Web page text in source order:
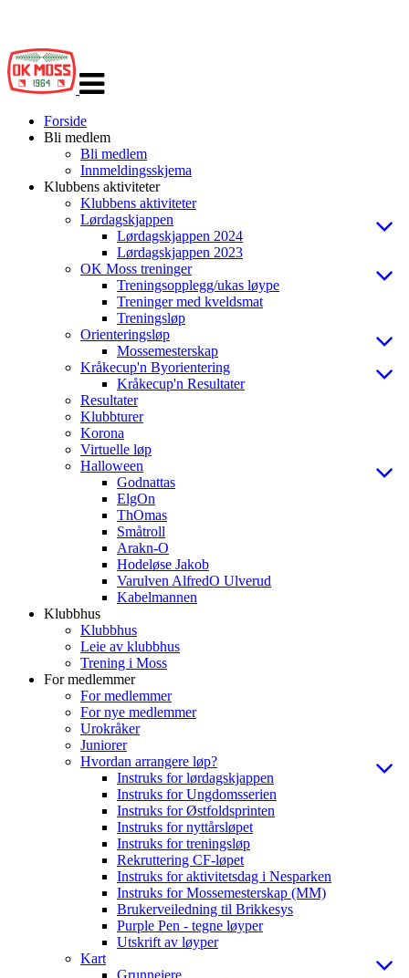
navigasjon
Forside
Bli medlem
Bli medlem
Innmeldingsskjema
Klubbens aktiviteter
Klubbens aktiviteter
Lørdagskjappen
Lørdagskjappen 2024
Lørdagskjappen 2023
OK Moss treninger
Treningsopplegg/ukas løype
Treninger med kveldsmat
Treningsløp
Orienteringsløp
Mossemesterskap
Kråkecup'n Byorientering
Kråkecup'n Resultater
Resultater
Klubbturer
Korona
Virtuelle løp
Halloween
Godnattas
ElgOn
ThOmas
Småtroll
Arakn-O
Hodeløse Jakob
Varulven AlfredO Ulverud
Kabelmannen
Klubbhus
Klubbhus
Leie av klubbhus
Trening i Moss
For medlemmer
For medlemmer
For nye medlemmer
Urokråker
Juniorer
Hvordan arrangere løp?
Instruks for lørdagskjappen
Instruks for Ungdomsserien
Instruks for Østfoldsprinten
Instruks for nyttårsløpet
Instruks for treningsløp
Rekruttering CF-løpet
Instruks for aktivitetsdag i Nesparken
Instruks for Mossemesterskap (MM)
Brukerveiledning til Brikkesys
Purple Pen - tegne løyper
Utskrift av løyper
Kart
Grunneiere